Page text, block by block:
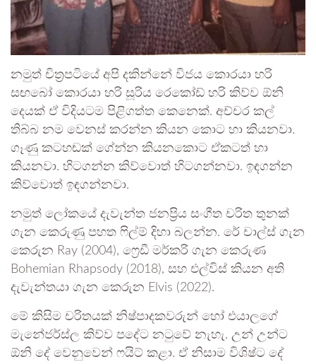
නමුත් චිත්‍රපටියේ අපි දකින්නේ විජය කොරයා හරි
සඟබෝ කොරයා හරි සූරිය රෙකෝඩ් හරි කිව්ව ඕනි
දෙයක් ඒ විදියටම පිළිගත්ත කෙනෙක්. අච්චර කල්
තිබ්බ නම වෙනස් කරන්න කියන කොට හා කියනවා.
ගෑණු කටහඬක් ගේන්න කියනකොට ඒකටත් හා
කියනවා. හිටගන්න කිව්වොත් හිටගන්නවා. ඉඳගන්න
කිව්වොත් ඉඳගන්නවා.
නමුත් ලෝකයේ දැවැන්ත ජනප්‍රිය සංගීත චරිත තුනක්
ගැන කෙරුණු පහත ෆිල්ම් දිහා බලන්න. රේ චාල්ස් ගැන
කෙරුන Ray (2004), ෆ්‍රෙඩී මර්කරි ගැන කෙරුණ
Bohemian Rhapsody (2018), සහ එල්විස් කියන අති
දැවැන්තයා ගැන කෙරුන Elvis (2022).
මේ කිසිම චරිතයක් නිෂ්පාදකවරුන් හෝ එයාලගේ
මැනේජර්ස්ල කිව්ව පදේට නටුවේ නැහැ. උන් උන්ට
ඕනි දේ වෙනුවෙන් ෆයිට් කළා. ඒ නිසාම විශිෂ්ට දේ